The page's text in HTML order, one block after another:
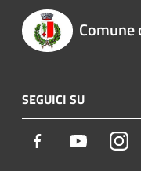
Comune
SEGUICI SU
Facebook Youtube